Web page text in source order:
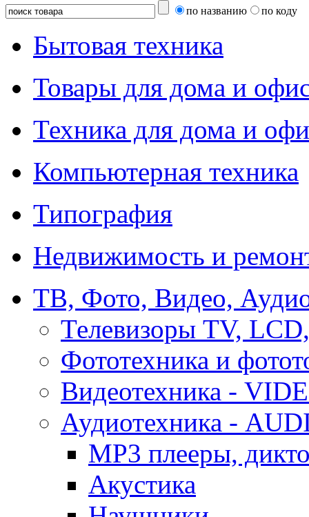
по названию по коду
Бытовая техника
Товары для дома и
Техника для дома и
Компьютерная техника
Типография
Недвижимость и
ТВ, Фото, Видео,
Телевизоры TV,
Фототехника и
Видеотехника -
Аудиотехника -
MP3 плееры,
Акустика